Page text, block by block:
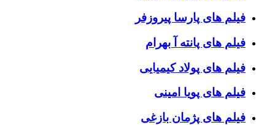
فیلم های پارسا پیروزفر
فیلم های پانته آ بهرام
فیلم های پولاد کیمیایی
فیلم های پویا امینی
فیلم های پژمان بازغی